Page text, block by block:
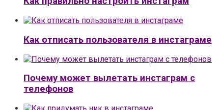
Как отписать пользователя в инстаграме
Почему может вылетать инстаграм с
телефонов